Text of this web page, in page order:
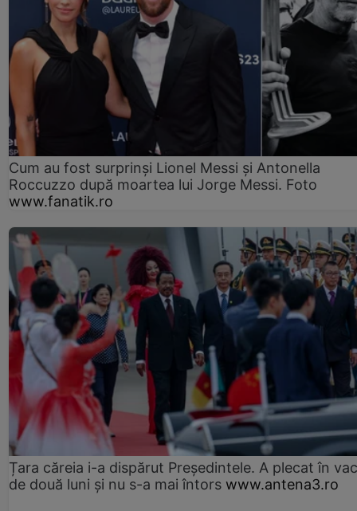
Cum au fost surprinși Lionel Messi și Antonella
Roccuzzo după moartea lui Jorge Messi. Foto
www.fanatik.ro
Țara căreia i-a dispărut Președintele. A plecat în
de două luni și nu s-a mai întors www.antena3.ro